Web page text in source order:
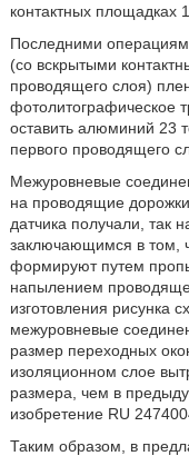
контактных площадках
Последними
(со вскрытыми
проводящего слоя)
фотолитографическое
оставить алюминий 23
первого проводящего
Межуровневые
на проводящие
датчика получали, так
заключающимся в том,
формируют путем
напылением
изготовления рисунка
межуровневые
размер переходных
изоляционном слое
размера, чем в
изобретение RU
Таким образом, в